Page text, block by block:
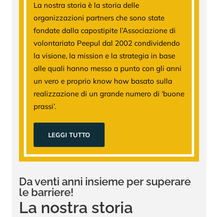
La nostra storia è la storia delle
organizzazioni partners che sono state
fondate dalla capostipite l’Associazione di
volontariato Peepul dal 2002 condividendo
la visione, la mission e la strategia in base
alle quali hanno messo a punto con gli anni
un vero e proprio know how basato sulla
realizzazione di un grande numero di ‘buone
prassi’.
LEGGI TUTTO
Da venti anni insieme per superare
le barriere!
La nostra storia